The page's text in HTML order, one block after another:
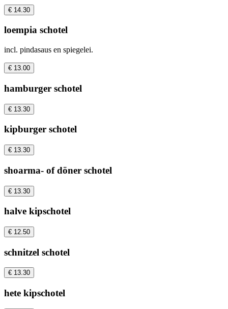
€ 14.30
loempia schotel
incl. pindasaus en spiegelei.
€ 13.00
hamburger schotel
€ 13.30
kipburger schotel
€ 13.30
shoarma- of döner schotel
€ 13.30
halve kipschotel
€ 12.50
schnitzel schotel
€ 13.30
hete kipschotel